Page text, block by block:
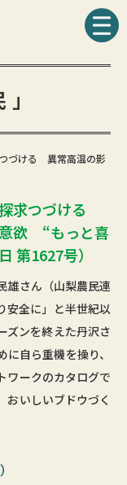
づける 異常高温の影
求つづける
欲 “もっと喜
第1627号）
雄さん（山梨農民連
安全に」と半世紀以
ズンを終えた丹沢さ
自ら重機を操り、
ワークのカタログで
おいしいブドウづく